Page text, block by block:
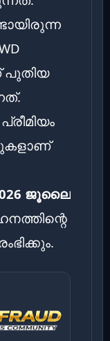
പുതിയ
ജൂലൈ